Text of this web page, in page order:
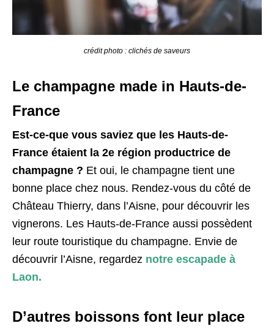
crédit photo : clichés de saveurs
Le champagne made in Hauts-de-
France
Est-ce-que vous saviez que les Hauts-de-
France étaient la 2e région productrice de
champagne ? Et oui, le champagne tient une
bonne place chez nous. Rendez-vous du côté de
Château Thierry, dans l’Aisne, pour découvrir les
vignerons. Les Hauts-de-France aussi possèdent
leur route touristique du champagne. Envie de
découvrir l’Aisne, regardez notre escapade à
Laon.
D’autres boissons font leur place